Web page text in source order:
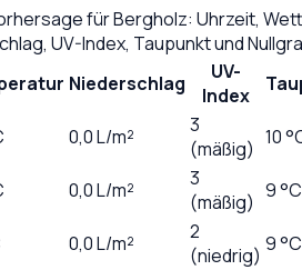
fürBergholz: Uhrzeit,
UV-Index, Taupunkt und
Niederschlag
UV-
Index
0,0L/m²
3
(mäßig) 10
0,0L/m²
3
(mäßig) 9 °C
0,0L/m²
2
(niedrig) 9 °C